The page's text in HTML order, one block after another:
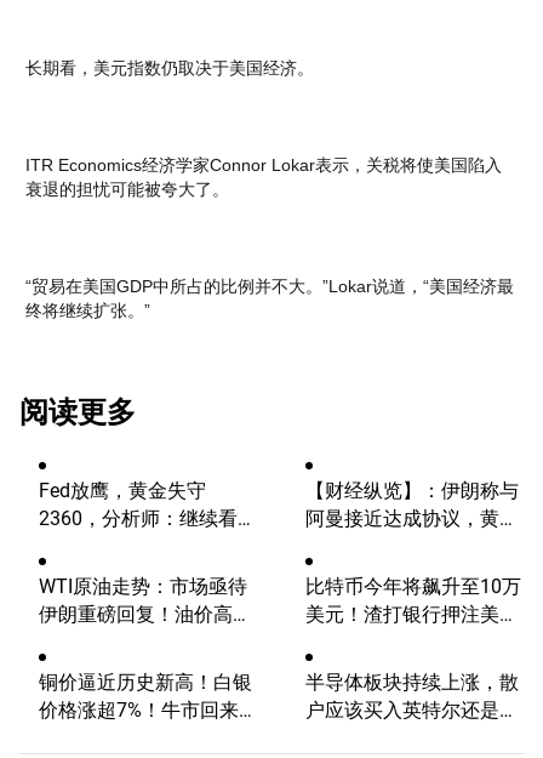
长期看，美元指数仍取决于美国经济。
ITR Economics经济学家Connor Lokar表示，关税将使美国陷入
衰退的担忧可能被夸大了。
“贸易在美国GDP中所占的比例并不大。”Lokar说道，“美国经济最
终将继续扩张。”
阅读更多
Fed放鹰，黄金失守
2360，分析师：继续看
【财经纵览】：伊朗称与
阿曼接近达成协议，黄金
三连跌，道指续创历史新
高！
WTI原油走势：市场亟待
伊朗重磅回复！油价高波
比特币今年将飙升至10万
美元！渣打银行押注美国
铜价逼近历史新高！白银
价格涨超7%！牛市回来
半导体板块持续上涨，散
户应该买入英特尔还是